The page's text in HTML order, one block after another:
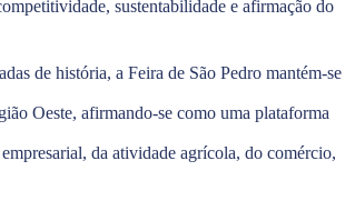
sustentabilidade e afirmação do
de história, a Feira de São Pedro mantém-se
Oeste, afirmando-se como uma plataforma
da atividade agrícola, do comércio,